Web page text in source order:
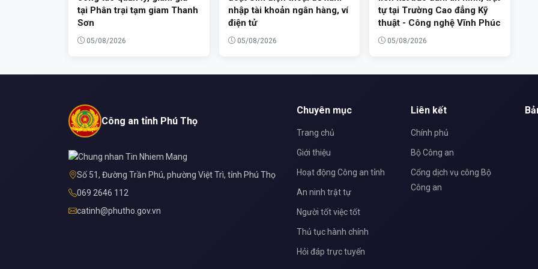
tại Phân trại tạm giam Thanh
Sơn
05/08/2026
nhập tài khoản ngân hàng, ví
điện tử
05/08/2026
tự tại Trường Cao đẳng Kỹ
thuật - Công nghệ Vĩnh Phúc
05/08/2026
Công an tỉnh Phú Thọ
Số 51, Đường Trần Phú, phường Việt Trì, tỉnh Phú Thọ
069 2646 112
catinh@phutho.gov.vn
Chuyên mục
Trang chủ
Giới thiệu
Hoạt động Công an tỉnh
An ninh trật tự
Người tốt việc tốt
Thủ tục hành chính
Hỏi đáp trực tuyến
Liên kết
Chính phủ
Bộ Công an
Cổng dịch vụ công Bộ
Công an